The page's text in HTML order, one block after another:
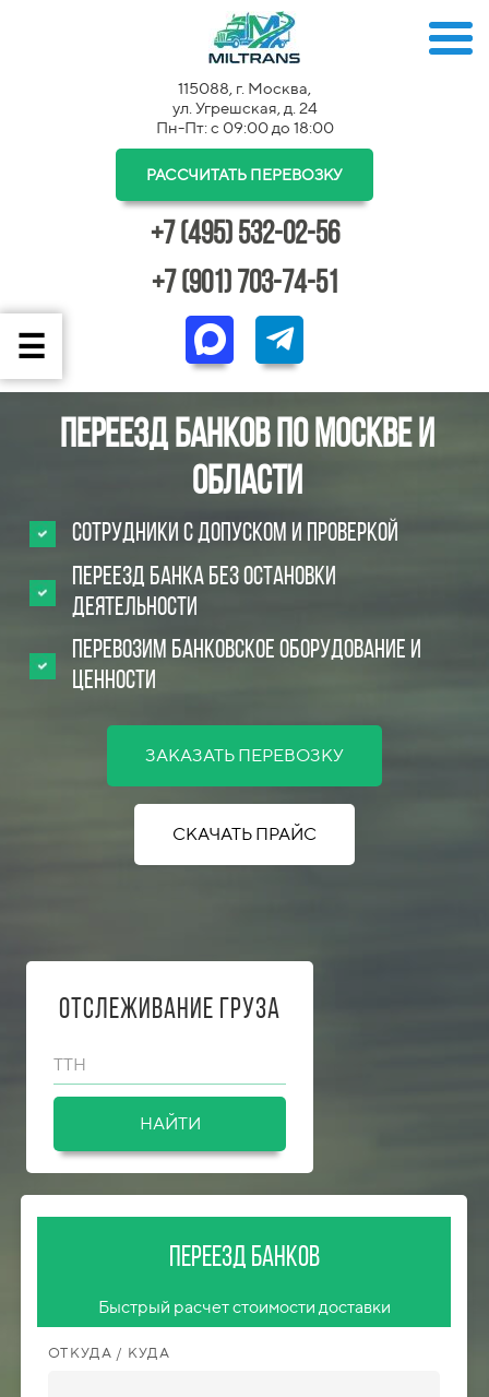
115088, г. Москва,
ул. Угрешская, д. 24
Пн-Пт: с 09:00 до 18:00
РАССЧИТАТЬ ПЕРЕВОЗКУ
+7 (495) 532-02-56
+7 (901) 703-74-51
Переезд банков по Москве и
области
Сотрудники с допуском и проверкой
Переезд банка без остановки
деятельности
Перевозим банковское оборудование и
ценности
ЗАКАЗАТЬ ПЕРЕВОЗКУ
СКАЧАТЬ ПРАЙС
Отслеживание груза
ТТН
НАЙТИ
Переезд банков
Быстрый расчет стоимости доставки
ОТКУДА / КУДА